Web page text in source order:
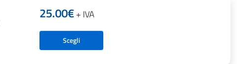
25.00€+ IVA
Scegli